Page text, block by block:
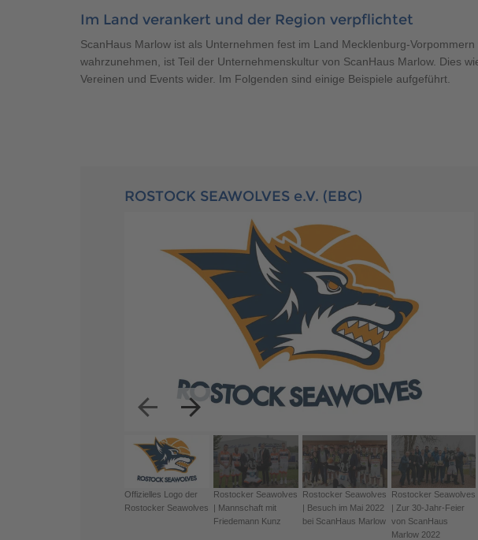
038221 400 500
Auszeichnungen
038221 400 500
Im Land verankert und der Region verpflichtet
ScanHaus Marlow ist als Unternehmen fest im Land Mecklenburg-
wahrzunehmen, ist Teil der Unternehmenskultur von ScanHaus Marlow. Dies
Vereinen und Events wider. Im Folgenden sind einige Beispiele aufgeführt.
ROSTOCK SEAWOLVES e.V. (EBC)
Previous Next
Offizielles Logo der
Rostocker Seawolves
Rostocker Seawolves
| Mannschaft mit
Friedemann Kunz
Rostocker Seawolves
| Besuch im Mai 2022
bei ScanHaus Marlow
Rostocker Seawolves
| Zur 30-Jahr-Feier
von ScanHaus
Marlow 2022